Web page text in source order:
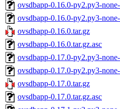
ovsdbapp-0.16.0-py2.py3-
ovsdbapp-0.16.0-py2.py3-
ovsdbapp-0.16.0.tar.gz
ovsdbapp-0.16.0.tar.gz.asc
ovsdbapp-0.17.0-py2.py3-
ovsdbapp-0.17.0-py2.py3-
ovsdbapp-0.17.0.tar.gz
ovsdbapp-0.17.0.tar.gz.asc